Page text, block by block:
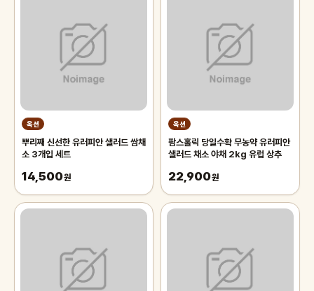
옥션
뿌리째 신선한 유러피안 샐러드 쌈채
소 3개입 세트
14,500원
옥션
팜스홀릭 당일수확 무농약 유러피안
샐러드 채소 야채 2kg 유럽 상추
22,900원